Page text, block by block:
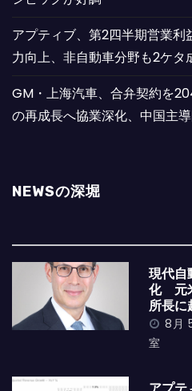
アプティブ、第2四半期営業
力向上、非自動車分野も2ケタ
GM・上海汽車、合弁契約を
の再成長へ協業深化、中国主
NEWSの深堀
現代自
化 元
所長に
8月
室